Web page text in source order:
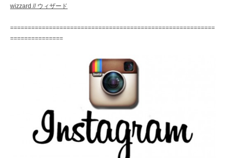
wizzard // ウィザード
==========================================================
===============